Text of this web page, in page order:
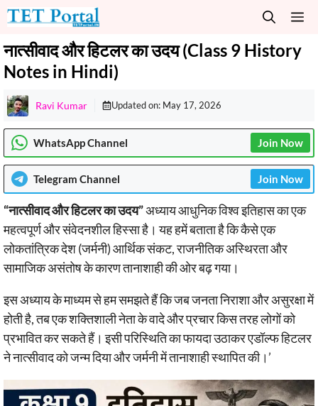
Skip
to
content
नात्सीवाद और हिटलर का उदय (Class 9 History
Notes in Hindi)
Ravi Kumar Updated on: May 17, 2026
WhatsApp Channel Join Now
Telegram Channel Join Now
“नात्सीवाद और हिटलर का उदय”अध्याय आधुनिक विश्व इतिहास का एक
महत्वपूर्ण और संवेदनशील हिस्सा है। यह हमें बताता है कि कैसे एक
लोकतांत्रिक देश (जर्मनी) आर्थिक संकट, राजनीतिक अस्थिरता और
सामाजिक असंतोष के कारण तानाशाही की ओर बढ़ गया।
इस अध्याय के माध्यम से हम समझते हैं कि जब जनता निराशा और असुरक्षा में
होती है, तब एक शक्तिशाली नेता के वादे और प्रचार किस तरह लोगों को
प्रभावित कर सकते हैं। इसी परिस्थिति का फायदा उठाकर एडॉल्फ हिटलर
ने नात्सीवाद को जन्म दिया और जर्मनी में तानाशाही स्थापित की।’